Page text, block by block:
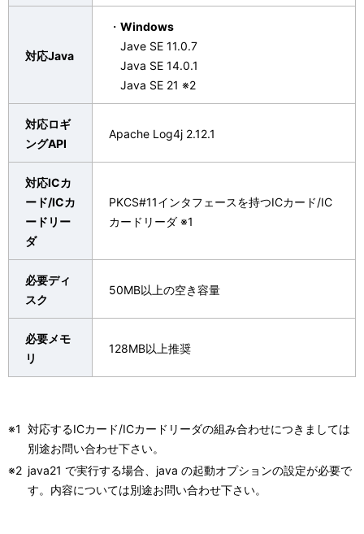
対応Java
・ Windows
Jave SE 11.0.7
Java SE 14.0.1
Java SE 21 ※2
対応ロギ
ングAPI
Apache Log4j 2.12.1
対応ICカ
ード/ICカ
ードリー
ダ
PKCS#11インタフェースを持つICカード/IC
カードリーダ ※1
必要ディ
スク
50MB以上の空き容量
必要メモ
リ
128MB以上推奨
※1 対応するICカード/ICカードリーダの組み合わせにつきましては
別途お問い合わせ下さい。
※2 java21 で実行する場合、java の起動オプションの設定が必要で
す。内容については別途お問い合わせ下さい。